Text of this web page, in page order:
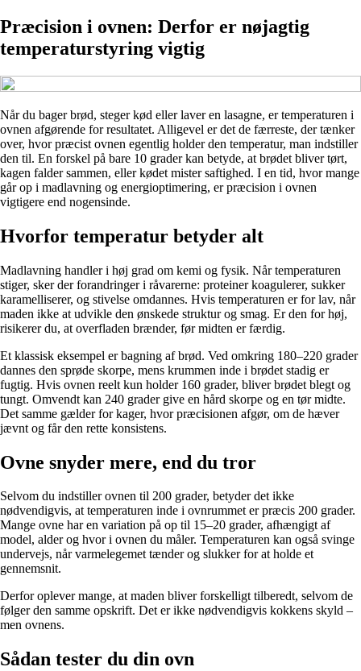
Præcision i ovnen: Derfor er nøjagtig
temperaturstyring vigtig
Når du bager brød, steger kød eller laver en lasagne, er temperaturen i
ovnen afgørende for resultatet. Alligevel er det de færreste, der tænker
over, hvor præcist ovnen egentlig holder den temperatur, man indstiller
den til. En forskel på bare 10 grader kan betyde, at brødet bliver tørt,
kagen falder sammen, eller kødet mister saftighed. I en tid, hvor mange
går op i madlavning og energioptimering, er præcision i ovnen
vigtigere end nogensinde.
Hvorfor temperatur betyder alt
Madlavning handler i høj grad om kemi og fysik. Når temperaturen
stiger, sker der forandringer i råvarerne: proteiner koagulerer, sukker
karamelliserer, og stivelse omdannes. Hvis temperaturen er for lav, når
maden ikke at udvikle den ønskede struktur og smag. Er den for høj,
risikerer du, at overfladen brænder, før midten er færdig.
Et klassisk eksempel er bagning af brød. Ved omkring 180–220 grader
dannes den sprøde skorpe, mens krummen inde i brødet stadig er
fugtig. Hvis ovnen reelt kun holder 160 grader, bliver brødet blegt og
tungt. Omvendt kan 240 grader give en hård skorpe og en tør midte.
Det samme gælder for kager, hvor præcisionen afgør, om de hæver
jævnt og får den rette konsistens.
Ovne snyder mere, end du tror
Selvom du indstiller ovnen til 200 grader, betyder det ikke
nødvendigvis, at temperaturen inde i ovnrummet er præcis 200 grader.
Mange ovne har en variation på op til 15–20 grader, afhængigt af
model, alder og hvor i ovnen du måler. Temperaturen kan også svinge
undervejs, når varmelegemet tænder og slukker for at holde et
gennemsnit.
Derfor oplever mange, at maden bliver forskelligt tilberedt, selvom de
følger den samme opskrift. Det er ikke nødvendigvis kokkens skyld –
men ovnens.
Sådan tester du din ovn